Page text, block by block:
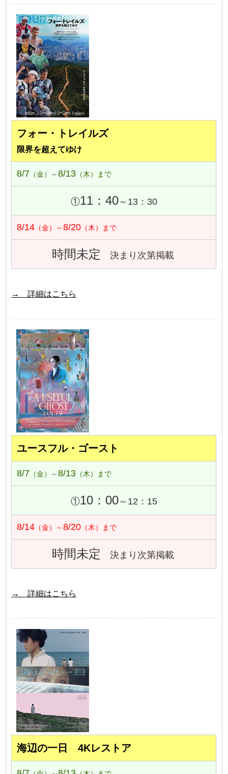
フォー・トレイルズ
限界を超えてゆけ
8/7 （金）～8/13 （木）まで
①11：40～13：30
8/14 （金）～8/20 （木）まで
時間未定 決まり次第掲載
→ 詳細はこちら
ユースフル・ゴースト
8/7 （金）～8/13 （木）まで
①10：00～12：15
8/14 （金）～8/20 （木）まで
時間未定 決まり次第掲載
→ 詳細はこちら
海辺の一日 4Kレストア